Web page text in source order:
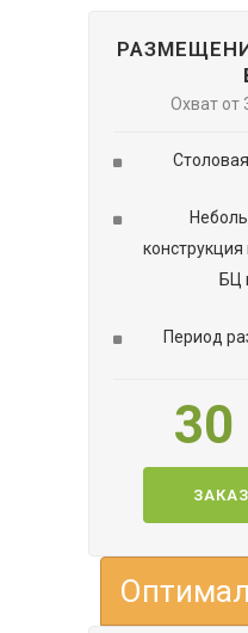
Охват от
конструкция
БЦ
Период
30